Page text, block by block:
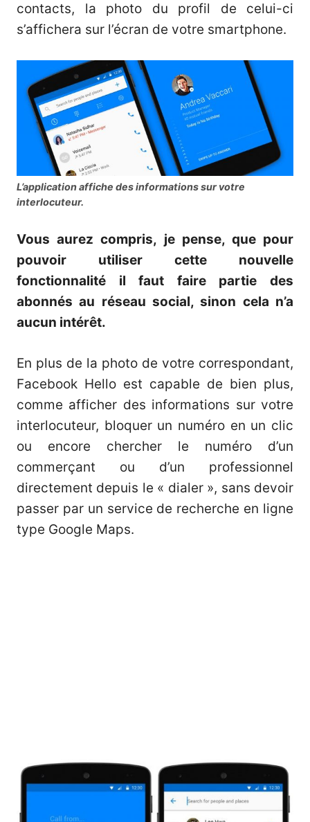
contacts, la photo du profil de celui-ci
s’affichera sur l’écran de votre smartphone.
L’application affiche des informations sur votre
interlocuteur.
Vous aurez compris, je pense, que pour
pouvoir utiliser cette nouvelle
fonctionnalité il faut faire partie des
abonnés au réseau social, sinon cela n’a
aucun intérêt.
En plus de la photo de votre correspondant,
Facebook Hello est capable de bien plus,
comme afficher des informations sur votre
interlocuteur, bloquer un numéro en un clic
ou encore chercher le numéro d’un
commerçant ou d’un professionnel
directement depuis le « dialer », sans devoir
passer par un service de recherche en ligne
type Google Maps.